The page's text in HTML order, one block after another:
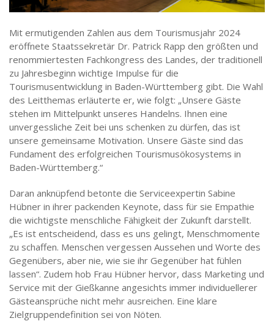
Mit ermutigenden Zahlen aus dem Tourismusjahr 2024
eröffnete Staatssekretär Dr. Patrick Rapp den größten und
renommiertesten Fachkongress des Landes, der traditionell
zu Jahresbeginn wichtige Impulse für die
Tourismusentwicklung in Baden-Württemberg gibt. Die Wahl
des Leitthemas erläuterte er, wie folgt: „Unsere Gäste
stehen im Mittelpunkt unseres Handelns. Ihnen eine
unvergessliche Zeit bei uns schenken zu dürfen, das ist
unsere gemeinsame Motivation. Unsere Gäste sind das
Fundament des erfolgreichen Tourismusökosystems in
Baden-Württemberg.“
Daran anknüpfend betonte die Serviceexpertin Sabine
Hübner in ihrer packenden Keynote, dass für sie Empathie
die wichtigste menschliche Fähigkeit der Zukunft darstellt.
„Es ist entscheidend, dass es uns gelingt, Menschmomente
zu schaffen. Menschen vergessen Aussehen und Worte des
Gegenübers, aber nie, wie sie ihr Gegenüber hat fühlen
lassen“. Zudem hob Frau Hübner hervor, dass Marketing und
Service mit der Gießkanne angesichts immer individuellerer
Gästeansprüche nicht mehr ausreichen. Eine klare
Zielgruppendefinition sei von Nöten.